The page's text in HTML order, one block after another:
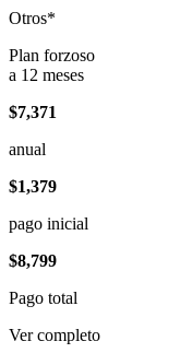
Otros*
Plan forzoso
a 12 meses
$7,371
anual
$1,379
pago inicial
$8,799
Pago total
Ver completo